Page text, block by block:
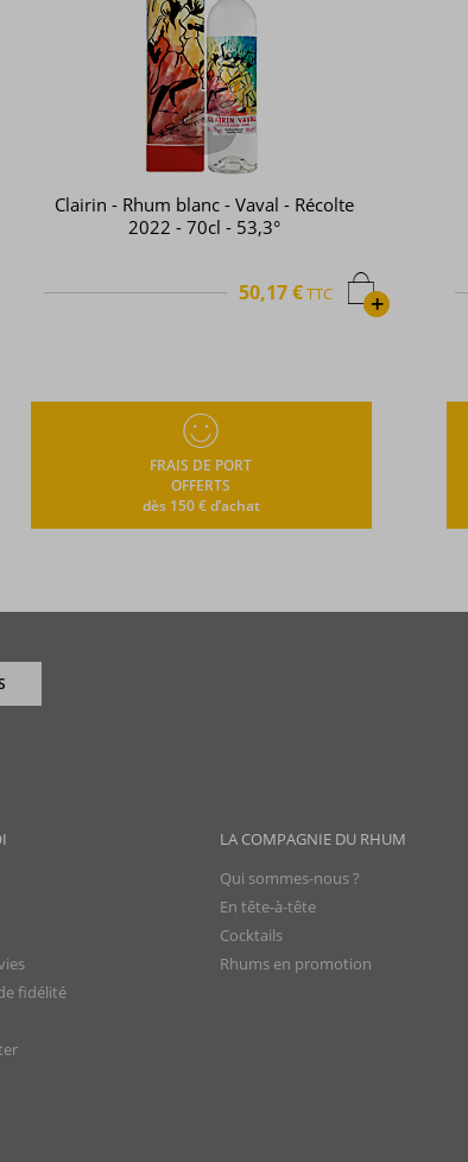
Clairin - Rhum blanc - Vaval - Récolte
2022 - 70cl - 53,3°
+
50,17 €TTC
FRAIS DE PORT
OFFERTS
dès 150 € d’achat
LA COMPAGNIE DU RHUM
Qui sommes-nous ?
En tête-à-tête
Cocktails
Rhums en promotion
fidélité